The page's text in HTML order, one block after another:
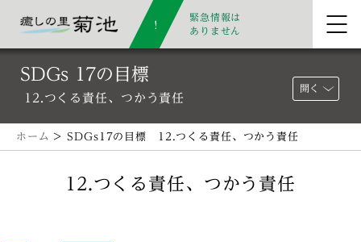
緊急情報は
ありません
SDGs 17の目標
12.つくる責任、つかう責任
開く
ホーム > SDGs17の目標 12.つくる責任、つかう責任
12.つくる責任、つかう責任